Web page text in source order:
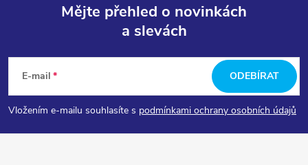
p
a
Mějte přehled o novinkách
a slevách
E-mail
Vložením e-mailu souhlasíte s podmínkami ochrany osobních údajů
ODEBÍRAT